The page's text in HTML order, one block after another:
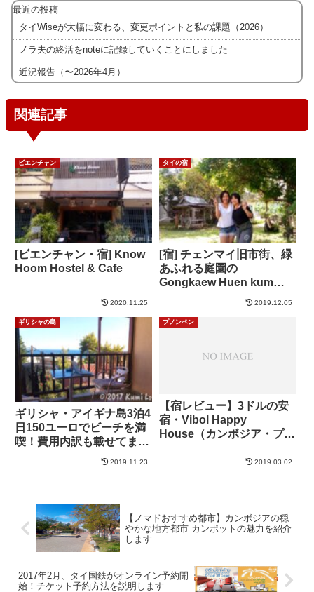
最近の投稿
タイWiseが大幅に変わる、変更ポイントと私の課題（2026）
ノラ夫の終活をnoteに記録していくことにしました
近況報告（〜2026年4月）
関連記事
ビエンチャン
[ビエンチャン・宿] Know
Hoom Hostel & Cafe
2020.11.25
タイの宿
[宿] チェンマイ旧市街、緑
あふれる庭園の
Gongkaew Huen kum
Guesthouse（ゴンゲオゲ
2019.12.05
ギリシャの島
ギリシャ・アイギナ島3泊4
日150ユーロでビーチを満
喫！費用内訳も載せてま
す〜 低予算でギリシャの
2019.11.23
プノンペン
【宿レビュー】3ドルの安
宿・Vibol Happy
House（カンボジア・プノ
2019.03.02
【ノマドおすすめ都市】カンボジアの穏
やかな地方都市 カンポットの魅力を紹介
します
2017年2月、タイ国鉄がオンライン予約開
始！チケット予約方法を説明します